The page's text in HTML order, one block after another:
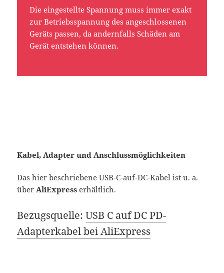
Die eingestellte Spannung muss immer exakt
zur Betriebsspannung des angeschlossenen
Geräts passen, da andernfalls Schäden am
Gerät entstehen können.
Kabel, Adapter und Anschlussmöglichkeiten
Das hier beschriebene USB-C-auf-DC-Kabel ist u. a.
überAliExpress erhältlich.
Bezugsquelle:USB C auf DC PD-
Adapterkabel bei AliExpress